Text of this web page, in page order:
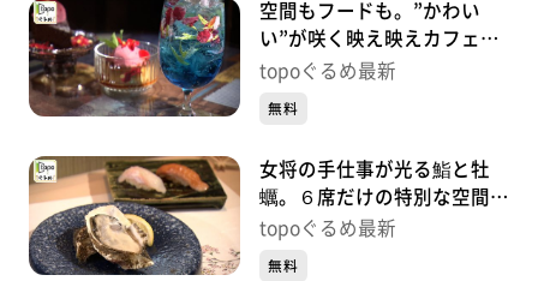
空間もフードも。”かわい
い”が咲く映え映えカフェ
「今日も花が綺麗ですね」
ぐるめ】
topoぐるめ最新
無料
女将の手仕事が光る鮨と牡
蠣。６席だけの特別な空間
「仙臺 牡蠣女将」（青葉区
topoぐるめ最新
無料